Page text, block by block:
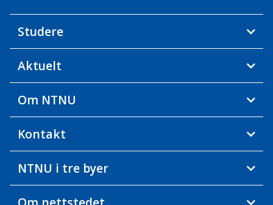
Studere
Aktuelt
Om NTNU
Kontakt
NTNU i tre byer